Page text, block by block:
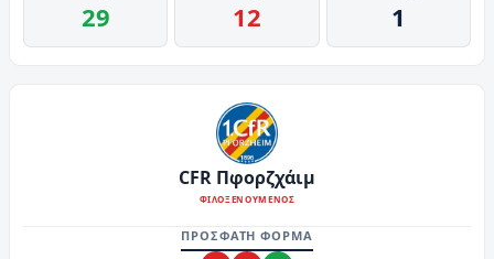
29 12 1
CFR Πφορζχάιμ
ΦΙΛΟΞΕΝΟΥΜΕΝΟΣ
ΠΡΟΣΦΑΤΗ ΦΟΡΜΑ